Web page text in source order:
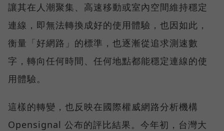
讓其在人潮聚集、高速移動或室內空間維持穩定
連線，即無法轉換成好的使用體驗，也因如此，
衡量「好網路」的標準，也逐漸從追求測速數
字，轉向任何時間、任何地點都能穩定連線的使
用體驗。
這樣的轉變，也反映在國際權威網路分析機構
Opensignal 公布的評比結果。今年初，台灣大